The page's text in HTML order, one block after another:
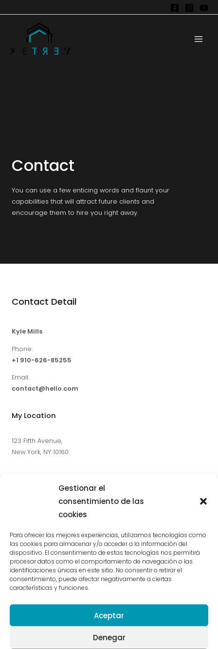
Gestionar el
consentimiento de las
cookies
Para ofrecer las mejores experiencias, utilizamos tecnologías como
las cookies para almacenar y/o acceder a la información del
dispositivo. El consentimiento de estas tecnologías nos permitirá
procesar datos como el comportamiento de navegación o las
identificaciones únicas en este sitio. No consentir o retirar el
consentimiento, puede afectar negativamente a ciertas
características y funciones.
Aceptar
Denegar
Contact
You can use a few enticing words and flaunt your
capabilities that will attract future clients and
encourage them to hire you right away.
Contact Detail
Kyle Mills
Phone:
+1 910-626-85255
Email:
contact@hello.com
My Location
123 Fifth Avenue,
New York, NY 10160
Send Me a Message
[wpforms id="1047"]